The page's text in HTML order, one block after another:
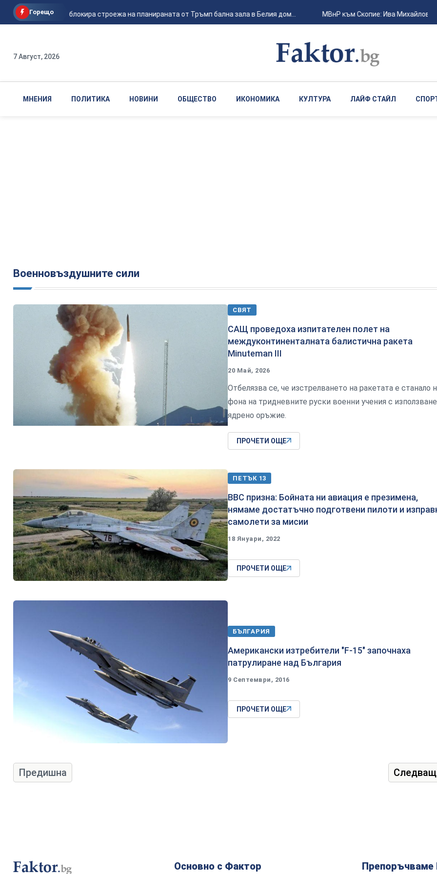
Горещо
Съдът в САЩ блокира строежа на планираната от Тръмп бална зала в Белия дом... МВнР към Скопие: Ива Михайлова
7 Август, 2026
МНЕНИЯ ПОЛИТИКА НОВИНИ ОБЩЕСТВО ИКОНОМИКА КУЛТУРА ЛАЙФ СТАЙЛ
Военновъздушните сили
СВЯТ
САЩ проведоха изпитателен полет на
междуконтиненталната балистична ракета
Minuteman III
20 Май, 2026
Отбелязва се, че изстрелването на ракетата е станало
фона на тридневните руски военни учения с
ядрено оръжие.
ПРОЧЕТИ ОЩЕ
ПЕТЪК 13
ВВС призна: Бойната ни авиация е презимена,
нямаме достатъчно подготвени пилоти и
самолети за мисии
18 Януари, 2022
ПРОЧЕТИ ОЩЕ
БЪЛГАРИЯ
Американски изтребители "F-15" започнаха
патрулиране над България
9 Септември, 2016
ПРОЧЕТИ ОЩЕ
Предишна
Основно с Фактор Препоръчваме